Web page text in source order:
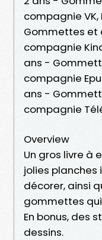
compagnie
Gommettes et
compagnie
ans -
compagnie
ans -
compagnie
Overview
Un gros livre à
jolies planches
décorer, ainsi
gommettes
En bonus, des
dessins.